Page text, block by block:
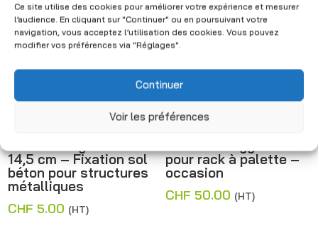
Ce site utilise des cookies pour améliorer votre expérience et mesurer
l’audience. En cliquant sur "Continuer" ou en poursuivant votre
navigation, vous acceptez l’utilisation des cookies. Vous pouvez
modifier vos préférences via "Réglages".
Continuer
Voir les préférences
à
CHF 480.00
14,5 cm – Fixation sol
béton pour structures
métalliques
CHF 5.00 (HT)
pour rack à palette –
occasion
CHF 50.00 (HT)